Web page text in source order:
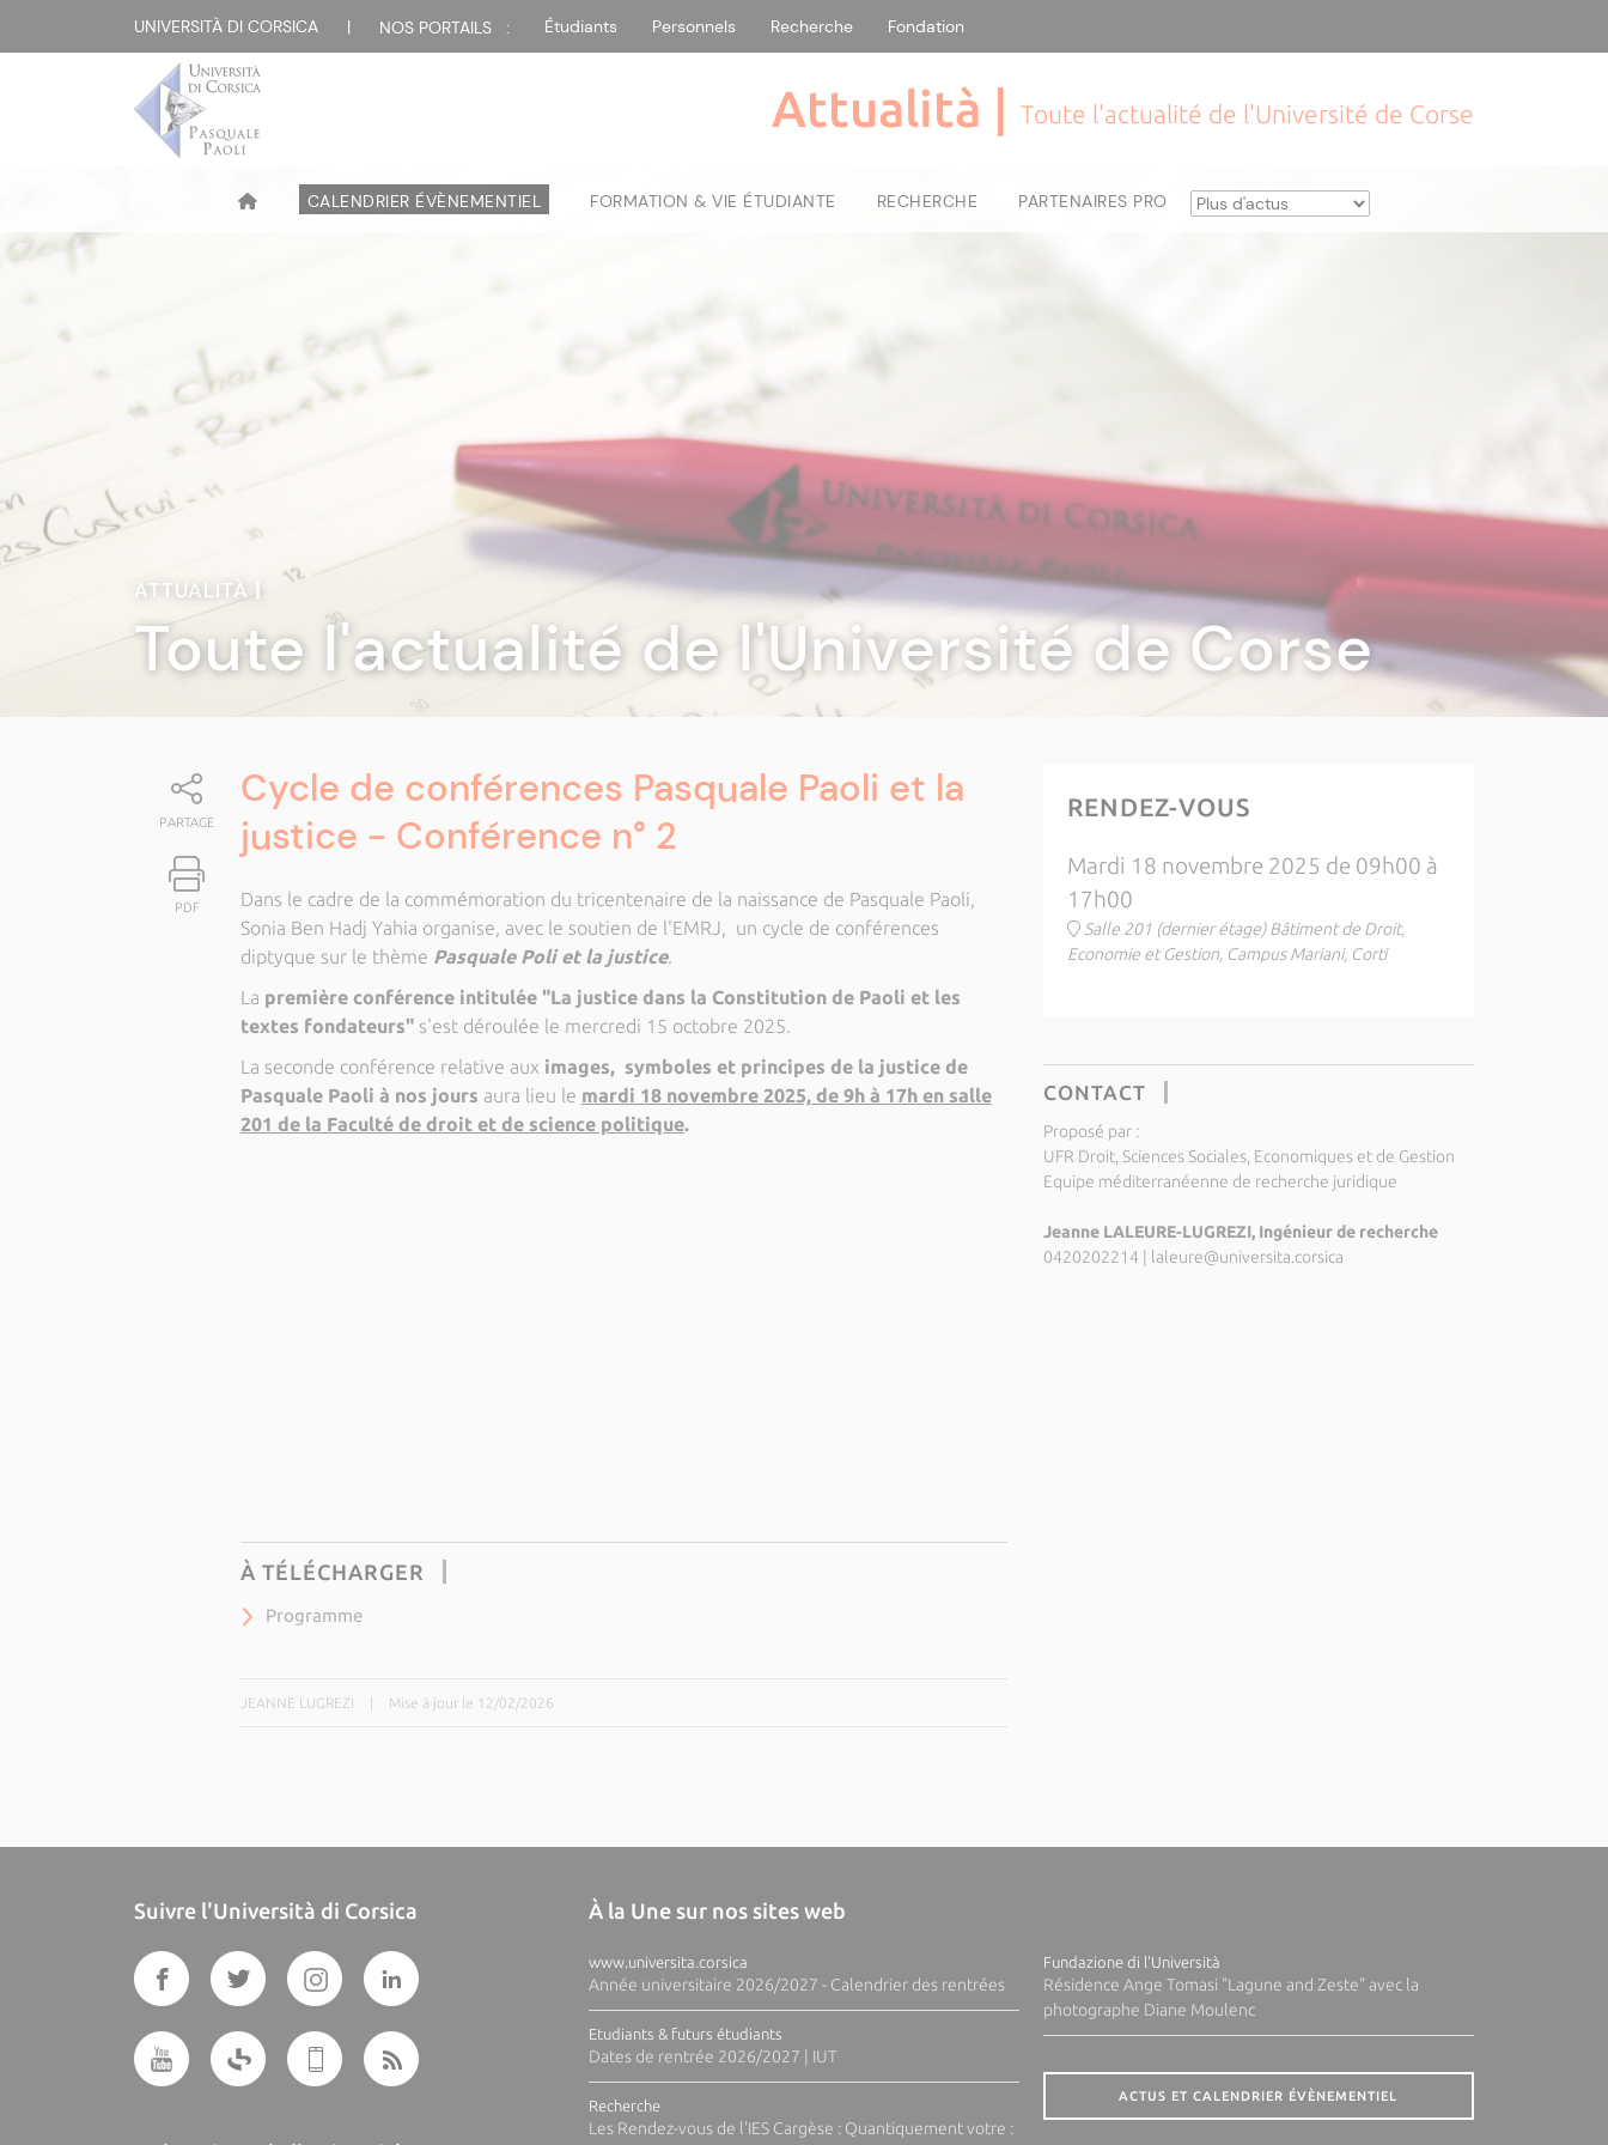
UNIVERSITÀ DI CORSICA | NOS PORTAILS : Étudiants Personnels Recherche Fondation
Attualità | Toute l'actualité de l'Université de Corse
CALENDRIER ÉVÈNEMENTIEL FORMATION & VIE ÉTUDIANTE RECHERCHE PARTENAIRES PRO
ATTUALITÀ|
Toute l'actualité de l'Université de Corse
PARTAGE
PDF
Cycle de conférences Pasquale Paoli et la
justice - Conférence n° 2
Dans le cadre de la commémoration du tricentenaire de la naissance de Pasquale Paoli,
Sonia Ben Hadj Yahia organise, avec le soutien de l'EMRJ, un cycle de conférences
diptyque sur le thème Pasquale Poli et la justice.
La première conférence intitulée "La justice dans la Constitution de Paoli et les
textes fondateurs" s'est déroulée le mercredi 15 octobre 2025.
La seconde conférence relative aux images, symboles et principes de la justice de
Pasquale Paoli à nos jours aura lieu le mardi 18 novembre 2025, de 9h à 17h en salle
201 de la Faculté de droit et de science politique.
À TÉLÉCHARGER
Programme
JEANNE LUGREZI Mise à jour le 12/02/2026
RENDEZ-VOUS
Mardi 18 novembre 2025 de 09h00 à
17h00
Salle 201 (dernier étage) Bâtiment de Droit,
Economie et Gestion, Campus Mariani, Corti
CONTACT
Proposé par :
UFR Droit, Sciences Sociales, Economiques et de Gestion
Equipe méditerranéenne de recherche juridique
Jeanne LALEURE-LUGREZI, Ingénieur de recherche
0420202214
laleure@universita.corsica
Suivre l'Università di Corsica À la Une sur nos sites web
www.universita.corsica
Année universitaire 2026/2027 - Calendrier des rentrées
Etudiants & futurs étudiants
Dates de rentrée 2026/2027 | IUT
Recherche
Les Rendez-vous de l'IES Cargèse : Quantiquement votre :
Fundazione di l'Università
Résidence Ange Tomasi "Lagune and Zeste" avec la
photographe Diane Moulenc
ACTUS ET CALENDRIER ÉVÈNEMENTIEL